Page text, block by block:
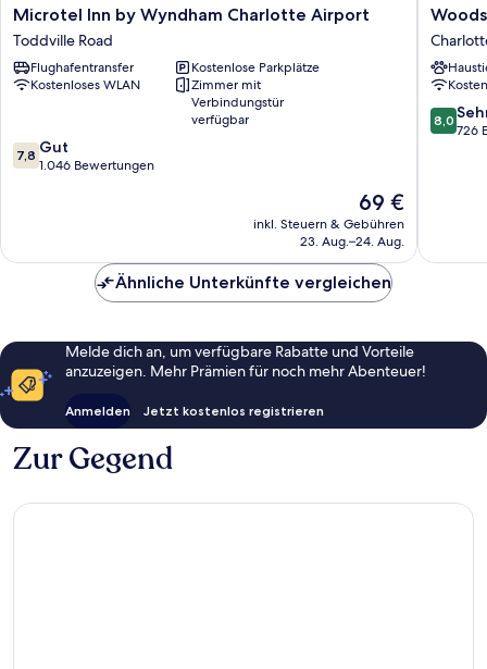
Microtel
Inn
by
Wyndham
Charlotte
Road
Microtel Inn by Wyndham Charlotte Airport
Toddville Road
Flughafentransfer
Kostenlose Parkplätze
Kostenloses WLAN
Zimmer mit
Verbindungstür
verfügbar
7.8
von
7,8 Gut
1.046 Bewertungen
Der
Preis
beträgt
69 €
inkl. Steuern & Gebühren
23. Aug.–24. Aug.
Suites
Airport
8.0
von
8,0
726
Ähnliche Unterkünfte vergleichen
Melde dich an, um verfügbare Rabatte und Vorteile
anzuzeigen. Mehr Prämien für noch mehr Abenteuer!
Anmelden Jetzt kostenlos registrieren
Zur Gegend